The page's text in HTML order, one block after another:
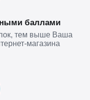
баллами
тем выше Ваша
магазина